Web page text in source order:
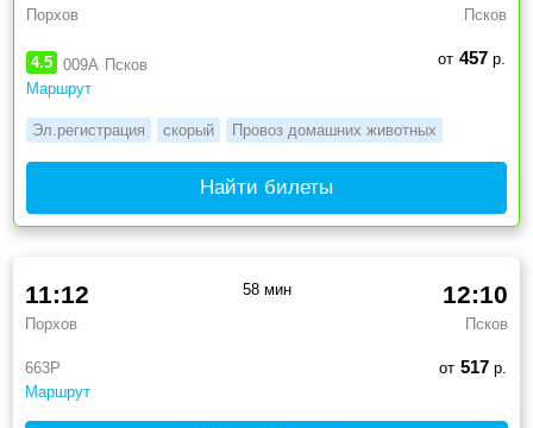
4.5 009А Псков
Маршрут
Порхов Псков
от 457р.
Эл.регистрация скорый Провоз домашних животных
Найти билеты
663Р
Маршрут
11:12
Порхов
12:10
Псков
58 мин
от 517р.